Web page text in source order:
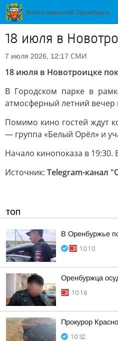
18 июля в
7 июля 2026, 12:17 СМИ
18 июля в Новотроицке
В Городском парке в
атмосферный летний
Помимо кино гостей ждут
— группа «Белый Орёл» и
Начало кинопоказа в 19:30.
Источник: Telegram-канал
ТОП
В Оренбуржье
10:10
Оренбуржца
10:16
Прокурор
10:32